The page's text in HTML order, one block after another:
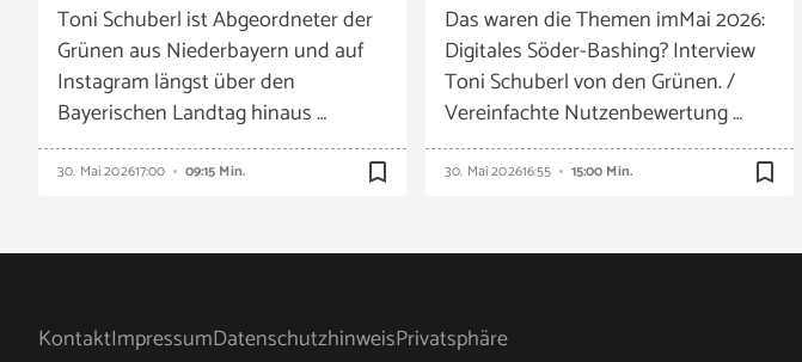
Toni Schuberl ist Abgeordneter der
Grünen aus Niederbayern und auf
Instagram längst über den
Bayerischen Landtag hinaus …
30. Mai 202617:00 09:15 Min. bookmark_border
Das waren die Themen imMai 2026:
Digitales Söder-Bashing? Interview
Toni Schuberl von den Grünen. /
Vereinfachte Nutzenbewertung …
30. Mai 202616:55 15:00 Min. bookmark_border
KontaktImpressumDatenschutzhinweisPrivatsphäre